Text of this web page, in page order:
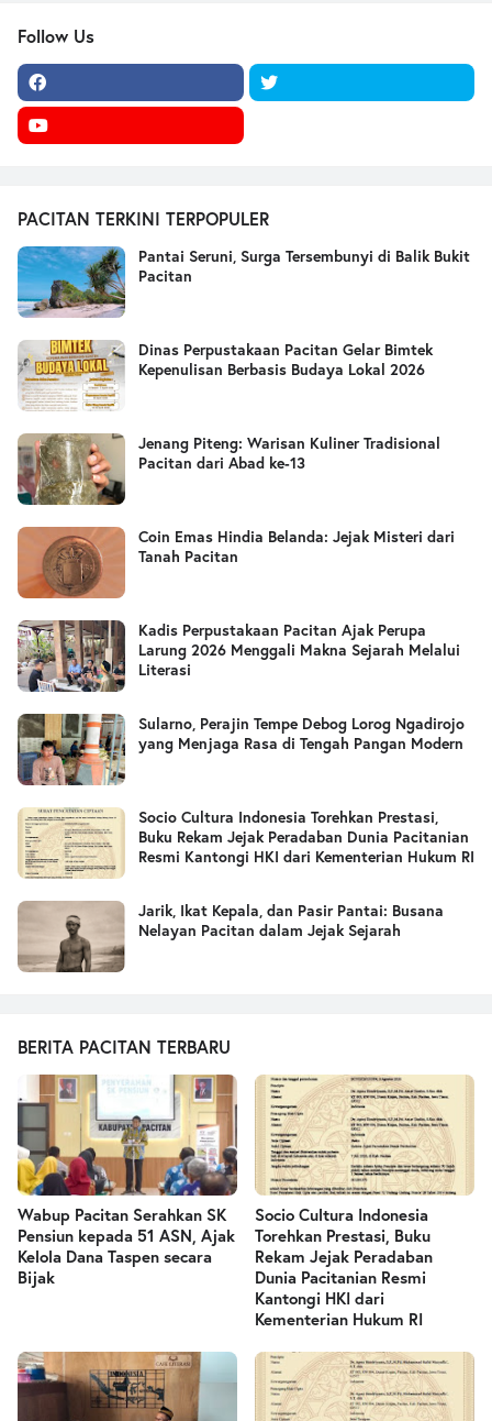
Follow Us
PACITAN TERKINI TERPOPULER
Pantai Seruni, Surga Tersembunyi di Balik Bukit
Pacitan
Dinas Perpustakaan Pacitan Gelar Bimtek
Kepenulisan Berbasis Budaya Lokal 2026
Jenang Piteng: Warisan Kuliner Tradisional
Pacitan dari Abad ke-13
Coin Emas Hindia Belanda: Jejak Misteri dari
Tanah Pacitan
Kadis Perpustakaan Pacitan Ajak Perupa
Larung 2026 Menggali Makna Sejarah Melalui
Literasi
Sularno, Perajin Tempe Debog Lorog Ngadirojo
yang Menjaga Rasa di Tengah Pangan Modern
Socio Cultura Indonesia Torehkan Prestasi,
Buku Rekam Jejak Peradaban Dunia Pacitanian
Resmi Kantongi HKI dari Kementerian Hukum RI
Jarik, Ikat Kepala, dan Pasir Pantai: Busana
Nelayan Pacitan dalam Jejak Sejarah
BERITA PACITAN TERBARU
Wabup Pacitan Serahkan SK
Pensiun kepada 51 ASN, Ajak
Kelola Dana Taspen secara
Bijak
Socio Cultura Indonesia
Torehkan Prestasi, Buku
Rekam Jejak Peradaban
Dunia Pacitanian Resmi
Kantongi HKI dari
Kementerian Hukum RI